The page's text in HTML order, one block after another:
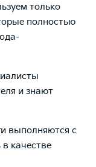
только
полностью
и знают
выполняются с
в качестве